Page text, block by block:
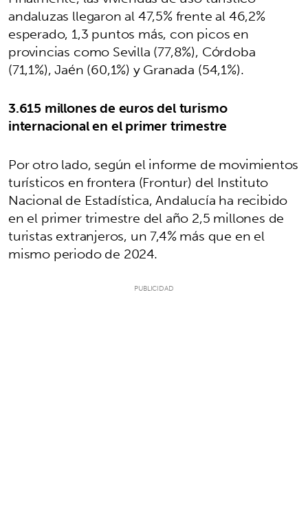
andaluzas llegaron al 47,5% frente al 46,2%
esperado, 1,3 puntos más, con picos en
provincias como Sevilla (77,8%), Córdoba
(71,1%), Jaén (60,1%) y Granada (54,1%).
3.615 millones de euros del turismo
internacional en el primer trimestre
Por otro lado, según el informe de movimientos
turísticos en frontera (Frontur) del Instituto
Nacional de Estadística, Andalucía ha recibido
en el primer trimestre del año 2,5 millones de
turistas extranjeros, un 7,4% más que en el
mismo periodo de 2024.